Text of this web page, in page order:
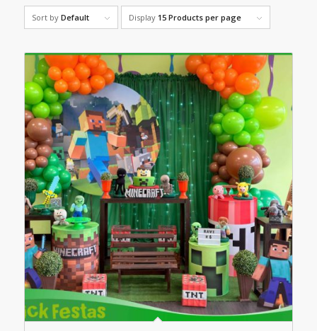
Sort by Default Display 15 Products per page